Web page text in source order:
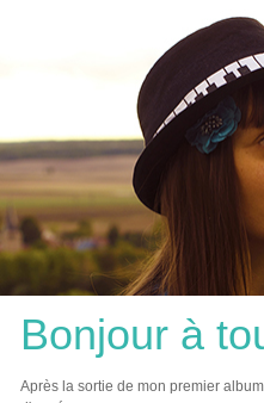
Bonjour à
Après la sortie de mon premier album